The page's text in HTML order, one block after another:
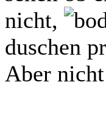
nicht,
duschen
Aber